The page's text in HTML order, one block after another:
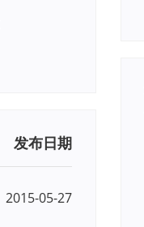
发布日期
2015-05-27